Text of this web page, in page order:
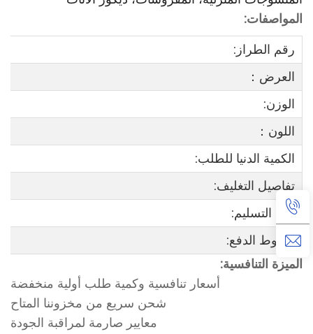
المواصفات:
رقم الطراز:
العرض：
الوزن:
اللون：
الكمية الدنيا للطلب:
تفاصيل التغليف:
مدة التسليم:
شروط الدفع:
الميزة التنافسية:
أسعار تنافسية وكمية طلب أولية منخفضة
شحن سريع من مخزوننا المتاح
معايير صارمة لمراقبة الجودة